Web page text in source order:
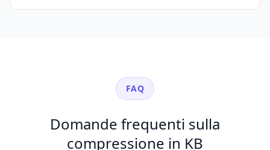
FAQ
Domande frequenti sulla
compressione in KB